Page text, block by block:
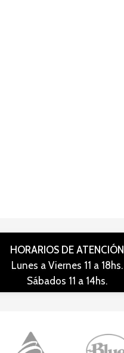
HORARIOS DE ATENCIÓN
Lunes a Viernes 11 a 18hs.
Sábados 11 a 14hs.